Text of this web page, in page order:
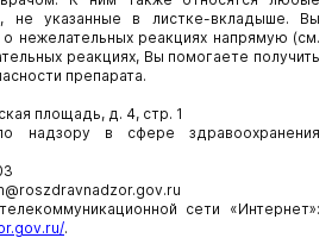
не указанные в листке-вкладыше. Вы
нежелательных реакциях напрямую (см.
реакциях, Вы помогаете получить
препарата.
площадь, д. 4, стр. 1
надзору в сфере здравоохранения
сети «Интернет»:
.